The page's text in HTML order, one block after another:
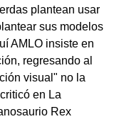
plantean usar
sus modelos
AMLO insiste en
regresando al
visual" no la
en La
Rex